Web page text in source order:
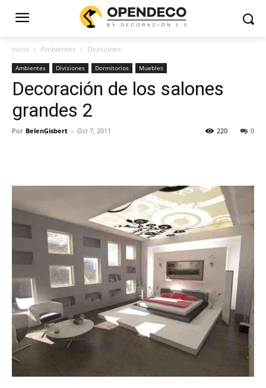
Inicio Ambientes Divisiones
Ambientes Divisiones Dormitorios Muebles
Decoración de los salones
grandes 2
Por BelenGisbert - Oct 7, 2011 0
220